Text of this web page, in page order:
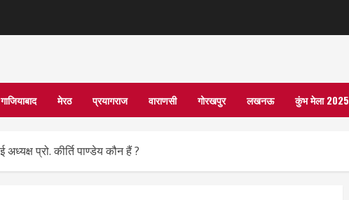
गाजियाबाद मेरठ प्रयागराज वाराणसी गोरखपुर लखनऊ कुंभ मेला 2025
प्रो. कीर्ति पाण्डेय कौन हैं ?